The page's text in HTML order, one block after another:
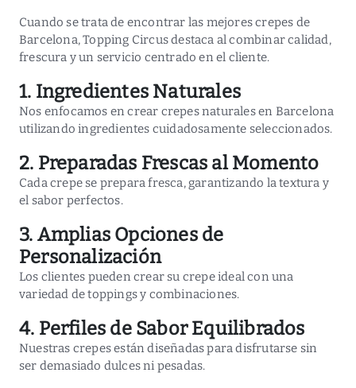
Cuando se trata de encontrar las mejores crepes de
Barcelona, Topping Circus destaca al combinar calidad,
frescura y un servicio centrado en el cliente.
1. Ingredientes Naturales
Nos enfocamos en crear crepes naturales en Barcelona
utilizando ingredientes cuidadosamente seleccionados.
2. Preparadas Frescas al Momento
Cada crepe se prepara fresca, garantizando la textura y
el sabor perfectos.
3. Amplias Opciones de
Personalización
Los clientes pueden crear su crepe ideal con una
variedad de toppings y combinaciones.
4. Perfiles de Sabor Equilibrados
Nuestras crepes están diseñadas para disfrutarse sin
ser demasiado dulces ni pesadas.